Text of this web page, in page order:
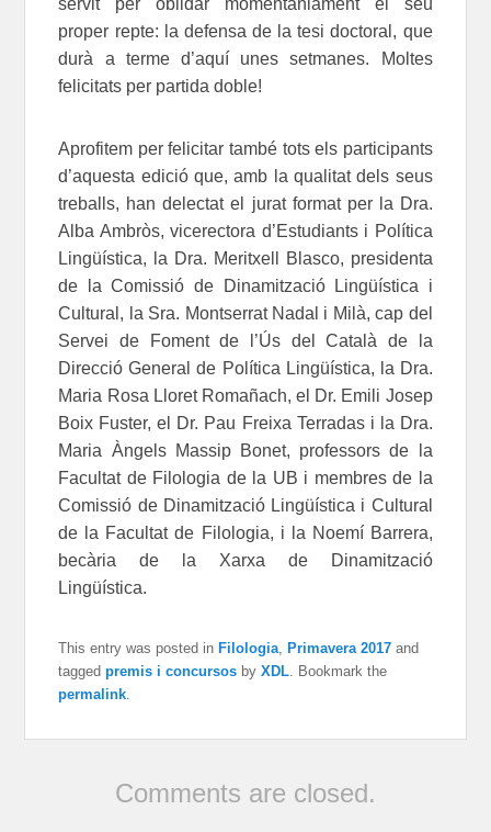
proper repte: la defensa de la tesi doctoral, que
durà a terme d’aquí unes setmanes. Moltes
felicitats per partida doble!
Aprofitem per felicitar també tots els participants
d’aquesta edició que, amb la qualitat dels seus
treballs, han delectat el jurat format per la Dra.
Alba Ambròs, vicerectora d’Estudiants i Política
Lingüística, la Dra. Meritxell Blasco, presidenta
de la Comissió de Dinamització Lingüística i
Cultural, la Sra. Montserrat Nadal i Milà, cap del
Servei de Foment de l’Ús del Català de la
Direcció General de Política Lingüística, la Dra.
Maria Rosa Lloret Romañach, el Dr. Emili Josep
Boix Fuster, el Dr. Pau Freixa Terradas i la Dra.
Maria Àngels Massip Bonet, professors de la
Facultat de Filologia de la UB i membres de la
Comissió de Dinamització Lingüística i Cultural
de la Facultat de Filologia, i la Noemí Barrera,
becària de la Xarxa de Dinamització
Lingüística.
This entry was posted inFilologia ,Primavera 2017 and
taggedpremis i concursos byXDL . Bookmark the
permalink
Comments are closed.